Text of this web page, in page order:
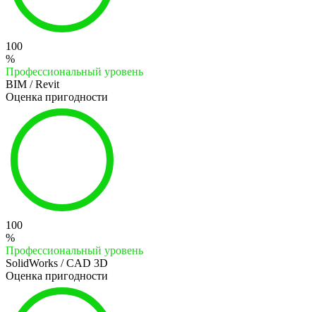
100
%
Профессиональный уровень
BIM / Revit
Оценка пригодности
100
%
Профессиональный уровень
SolidWorks / CAD 3D
Оценка пригодности